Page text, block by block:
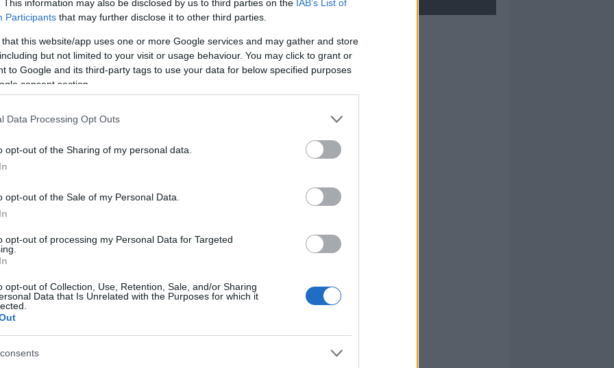
This information may also be disclosed by us to third parties on the IAB’s List of
Participants that may further disclose it to other third parties.
that this website/app uses one or more Google services and may gather and store
but not limited to your visit or usage behaviour. You may click to grant or
to Google and its third-party tags to use your data for below specified purposes
consent section.
Data Processing Opt Outs
opt-out of the Sharing of my personal data.
opt-out of the Sale of my Personal Data.
opt-out of processing my Personal Data for Targeted
opt-out of Collection, Use, Retention, Sale, and/or Sharing
Data that Is Unrelated with the Purposes for which it
BADESI 6 LUGLIO 2026
Luglio a Badesi: eventi tra cultura,
spettacolo, musica, tradizioni e sapori
cuore dell’estate: dal 7 al 31 luglio un mese di
sapori. “Luglio entra nel…
romanzo La legge di Donna Matilde
Tramonto 2026”, la rassegna letteraria che
accompagna l’estate con incontri dedicati ai libri,
agli autori e al piacere della lettura. Il…
Don Piero Scano
I nostri cari
Mario Pileri